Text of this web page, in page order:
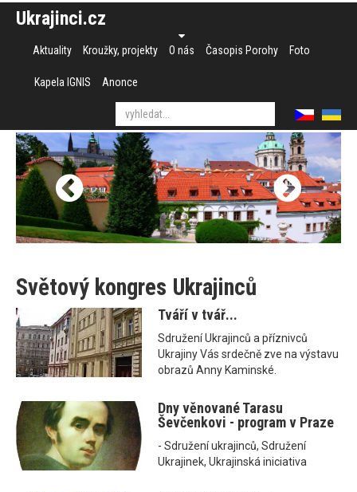
Ukrajinci.cz
Aktuality Kroužky, projekty O nás Časopis Porohy Foto
Kapela IGNIS Anonce
Světový kongres Ukrajinců
Tváří v tvář...
Sdružení Ukrajinců a příznivců
Ukrajiny Vás srdečně zve na výstavu
obrazů Anny Kaminské.
Dny věnované Tarasu
Ševčenkovi - program v Praze
- Sdružení ukrajinců, Sdružení
Ukrajinek, Ukrajinská iniciativa